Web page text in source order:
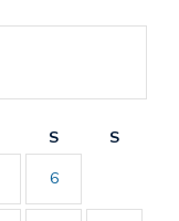
S
S
6